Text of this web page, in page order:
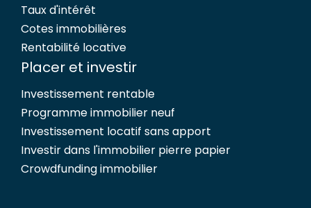
Taux d'intérêt
Cotes immobilières
Rentabilité locative
Placer et investir
Investissement rentable
Programme immobilier neuf
Investissement locatif sans apport
Investir dans l'immobilier pierre papier
Crowdfunding immobilier